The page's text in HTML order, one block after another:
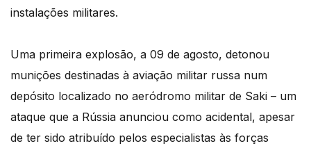
instalações militares.
Uma primeira explosão, a 09 de agosto, detonou
munições destinadas à aviação militar russa num
depósito localizado no aeródromo militar de Saki – um
ataque que a Rússia anunciou como acidental, apesar
de ter sido atribuído pelos especialistas às forças